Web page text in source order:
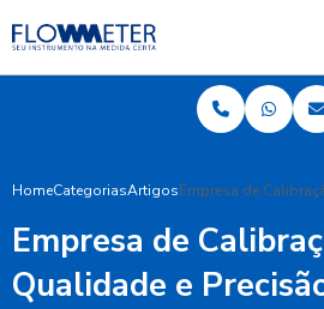
HomeCategoriasArtigosEmpresa de
Empresa de
Qualidade e